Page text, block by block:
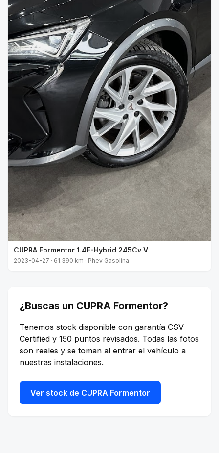
CUPRA Formentor 1.4E-Hybrid 245Cv V
2023-04-27 · 61.390 km · Phev Gasolina
¿Buscas un CUPRA Formentor?
Tenemos stock disponible con garantía CSV
Certified y 150 puntos revisados. Todas las fotos
son reales y se toman al entrar el vehículo a
nuestras instalaciones.
Ver stock de CUPRA Formentor